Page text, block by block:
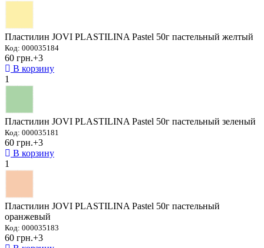
Пластилин JOVI PLASTILINA Pastel 50г пастельный желтый
Код: 000035184
60 грн.+3
В корзину
1
Пластилин JOVI PLASTILINA Pastel 50г пастельный зеленый
Код: 000035181
60 грн.+3
В корзину
1
Пластилин JOVI PLASTILINA Pastel 50г пастельный
оранжевый
Код: 000035183
60 грн.+3